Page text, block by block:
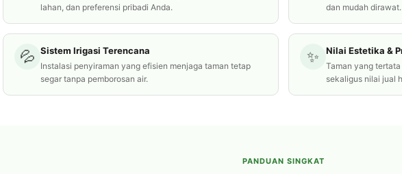
lahan, dan preferensi pribadi Anda.
dan mudah dirawat.
💦 Sistem Irigasi Terencana
Instalasi penyiraman yang efisien menjaga taman tetap
segar tanpa pemborosan air.
✨ Nilai Estetika &
Taman yang
sekaligus nilai jual
PANDUAN SINGKAT